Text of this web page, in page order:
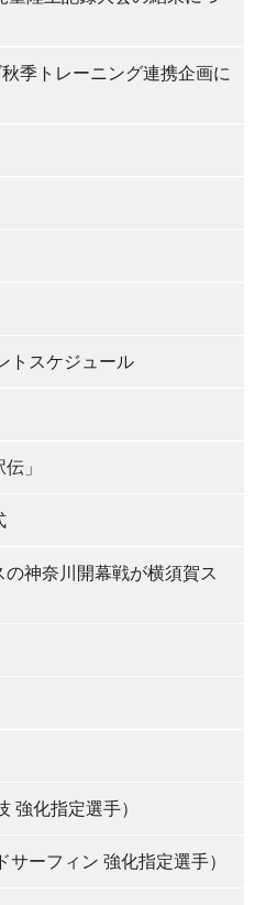
季トレーニング連携企画に
トスケジュール
」
神奈川開幕戦が横須賀ス
強化指定選手）
ーフィン 強化指定選手）